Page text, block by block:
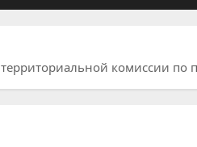
комиссии